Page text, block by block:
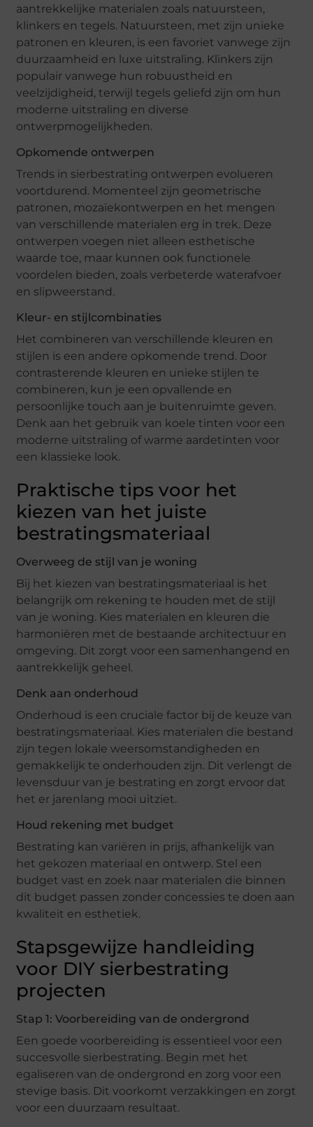
aantrekkelijke materialen zoals natuursteen,
klinkers en tegels. Natuursteen, met zijn unieke
patronen en kleuren, is een favoriet vanwege zijn
duurzaamheid en luxe uitstraling. Klinkers zijn
populair vanwege hun robuustheid en
veelzijdigheid, terwijl tegels geliefd zijn om hun
moderne uitstraling en diverse
ontwerpmogelijkheden.
Opkomende ontwerpen
Trends in sierbestrating ontwerpen evolueren
voortdurend. Momenteel zijn geometrische
patronen, mozaïekontwerpen en het mengen
van verschillende materialen erg in trek. Deze
ontwerpen voegen niet alleen esthetische
waarde toe, maar kunnen ook functionele
voordelen bieden, zoals verbeterde waterafvoer
en slipweerstand.
Kleur- en stijlcombinaties
Het combineren van verschillende kleuren en
stijlen is een andere opkomende trend. Door
contrasterende kleuren en unieke stijlen te
combineren, kun je een opvallende en
persoonlijke touch aan je buitenruimte geven.
Denk aan het gebruik van koele tinten voor een
moderne uitstraling of warme aardetinten voor
een klassieke look.
Praktische tips voor het
kiezen van het juiste
bestratingsmateriaal
Overweeg de stijl van je woning
Bij het kiezen van bestratingsmateriaal is het
belangrijk om rekening te houden met de stijl
van je woning. Kies materialen en kleuren die
harmoniëren met de bestaande architectuur en
omgeving. Dit zorgt voor een samenhangend en
aantrekkelijk geheel.
Denk aan onderhoud
Onderhoud is een cruciale factor bij de keuze van
bestratingsmateriaal. Kies materialen die bestand
zijn tegen lokale weersomstandigheden en
gemakkelijk te onderhouden zijn. Dit verlengt de
levensduur van je bestrating en zorgt ervoor dat
het er jarenlang mooi uitziet.
Houd rekening met budget
Bestrating kan variëren in prijs, afhankelijk van
het gekozen materiaal en ontwerp. Stel een
budget vast en zoek naar materialen die binnen
dit budget passen zonder concessies te doen aan
kwaliteit en esthetiek.
Stapsgewijze handleiding
voor DIY sierbestrating
projecten
Stap 1: Voorbereiding van de ondergrond
Een goede voorbereiding is essentieel voor een
succesvolle sierbestrating. Begin met het
egaliseren van de ondergrond en zorg voor een
stevige basis. Dit voorkomt verzakkingen en zorgt
voor een duurzaam resultaat.